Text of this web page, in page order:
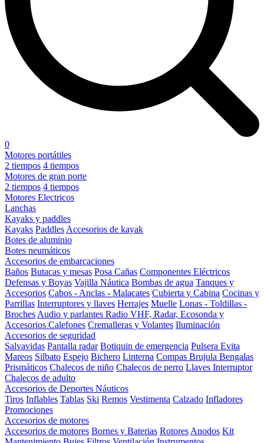
0
Motores portátiles
2 tiempos 4 tiempos
Motores de gran porte
2 tiempos 4 tiempos
Motores Electricos
Lanchas
Kayaks y paddles
Kayaks Paddles Accesorios de kayak
Botes de aluminio
Botes neumáticos
Accesorios de embarcaciones
Baños Butacas y mesas Posa Cañas Componentes Eléctricos
Defensas y Boyas Vajilla Náutica Bombas de agua Tanques y
Accesorios Cabos - Anclas - Malacates Cubierta y Cabina Cocinas y
Parrillas Interruptores y llaves Herrajes Muelle Lonas - Toldillas -
Broches Audio y parlantes Radio VHF, Radar, Ecosonda y
Accesorios Calefones Cremalleras y Volantes Iluminación
Accesorios de seguridad
Salvavidas Pantalla radar Botiquin de emergencia Pulsera Evita
Mareos Silbato Espejo Bichero Linterna Compas Brujula Bengalas
Prismáticos Chalecos de niño Chalecos de perro Llaves Interruptor
Chalecos de adulto
Accesorios de Deportes Náuticos
Tiros Inflables Tablas Ski Remos Vestimenta Calzado Infladores
Promociones
Accesorios de motores
Accesorios de motores Bornes y Baterias Rotores Anodos Kit